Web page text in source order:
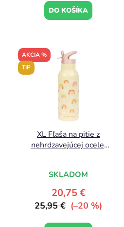
DO KOŠÍKA
AKCIA %
TIP
XL Fľaša na pitie z
nehrdzavejúcej ocele:
SKLADOM
20,75 €
25,95 € (–20 %)